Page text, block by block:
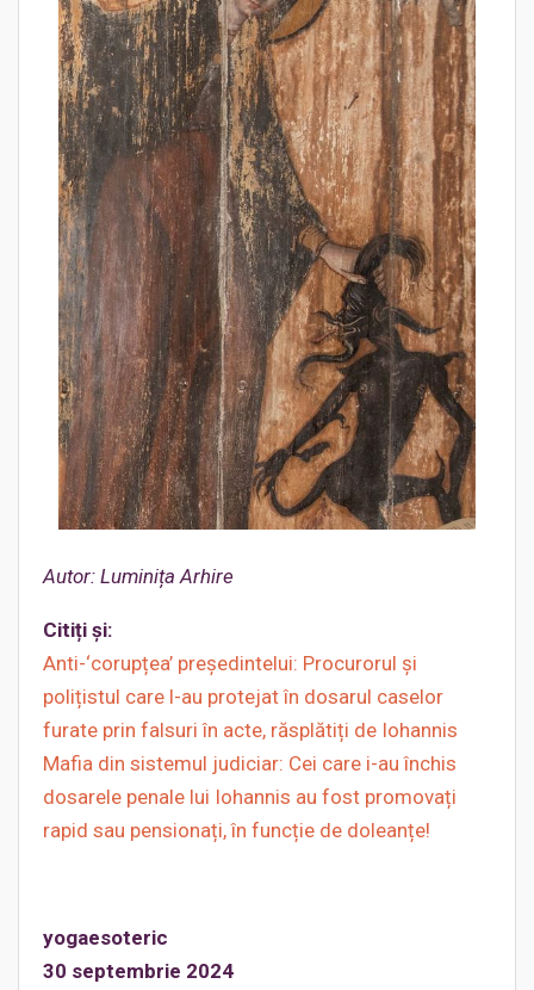
Autor: Luminița Arhire
Citiți și:
Anti-‘corupțea’ președintelui: Procurorul și
polițistul care l-au protejat în dosarul caselor
furate prin falsuri în acte, răsplătiți de Iohannis
Mafia din sistemul judiciar: Cei care i-au închis
dosarele penale lui Iohannis au fost promovați
rapid sau pensionați, în funcție de doleanțe!
yogaesoteric
30 septembrie 2024